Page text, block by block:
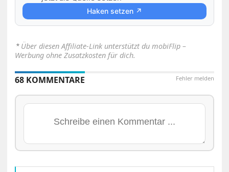
Haken setzen ↗
⋆ Über diesen Affiliate-Link unterstützt du mobiFlip –
Werbung ohne Zusatzkosten für dich.
Fehler melden
68 KOMMENTARE